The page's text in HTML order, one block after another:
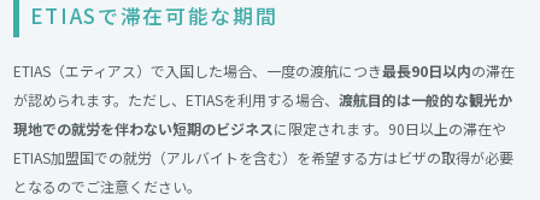
ETIASで滞在可能な期間
ETIAS（エティアス）で入国した場合、一度の渡航につき最長90日以内の滞在
が認められます。ただし、ETIASを利用する場合、渡航目的は一般的な観光か
現地での就労を伴わない短期のビジネスに限定されます。90日以上の滞在や
ETIAS加盟国での就労（アルバイトを含む）を希望する方はビザの取得が必要
となるのでご注意ください。